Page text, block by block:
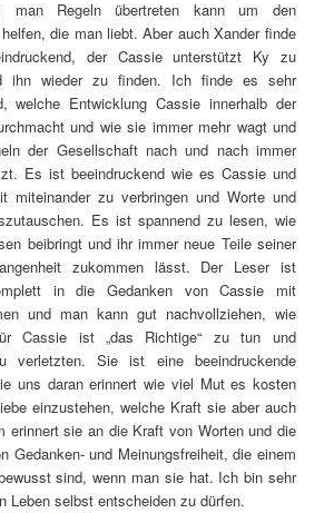
man Regeln übertreten kann um den
die man liebt. Aber auch Xander finde
der Cassie unterstützt Ky zu
ihn wieder zu finden. Ich finde es sehr
welche Entwicklung Cassie innerhalb der
und wie sie immer mehr wagt und
der Gesellschaft nach und nach immer
Es ist beeindruckend wie es Cassie und
miteinander zu verbringen und Worte und
Es ist spannend zu lesen, wie
beibringt und ihr immer neue Teile seiner
zukommen lässt. Der Leser ist
in die Gedanken von Cassie mit
und man kann gut nachvollziehen, wie
Cassie ist „das Richtige“ zu tun und
verletzten. Sie ist eine beeindruckende
uns daran erinnert wie viel Mut es kosten
einzustehen, welche Kraft sie aber auch
erinnert sie an die Kraft von Worten und die
Gedanken- und Meinungsfreiheit, die einem
sind, wenn man sie hat. Ich bin sehr
Leben selbst entscheiden zu dürfen.